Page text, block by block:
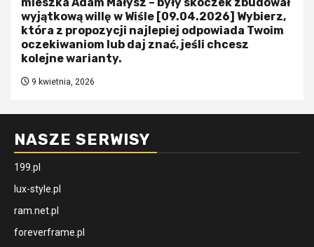
wyjątkową willę w Wiśle [09.04.2026] Wybierz,
która z propozycji najlepiej odpowiada Twoim
oczekiwaniom lub daj znać, jeśli chcesz
kolejne warianty.
9 kwietnia, 2026
NASZE SERWISY
199.pl
lux-style.pl
ram.net.pl
foreverframe.pl